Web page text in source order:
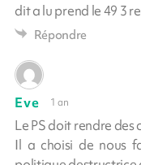
dit a lu prend le 49 3
Répondre
Eve 1 an
Le PS doit rendre des
Il a choisi de nous